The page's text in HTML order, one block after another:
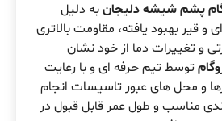
پشم شیشه دلیجانبه دلیل
و قیر بهبود یافته، مقاومت بالاتری
و تغییرات دما از خود نشان
توسط تیم حرفه ای و با رعایت
و محل های عبور تاسیسات انجام
مناسب و طول عمر قابل قبول در